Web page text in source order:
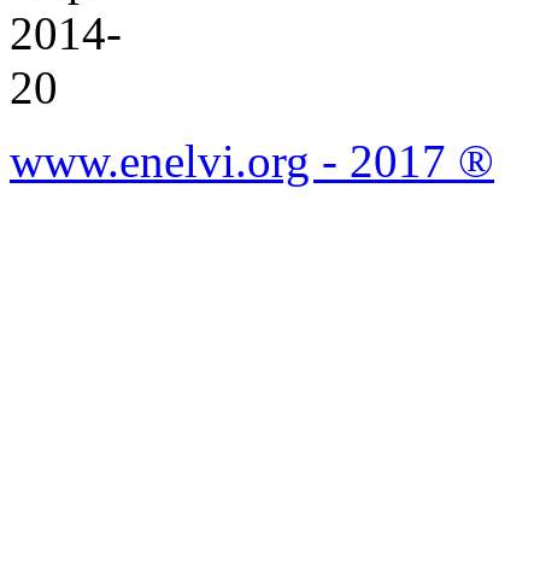
www.enelvi.org - 2017 ®